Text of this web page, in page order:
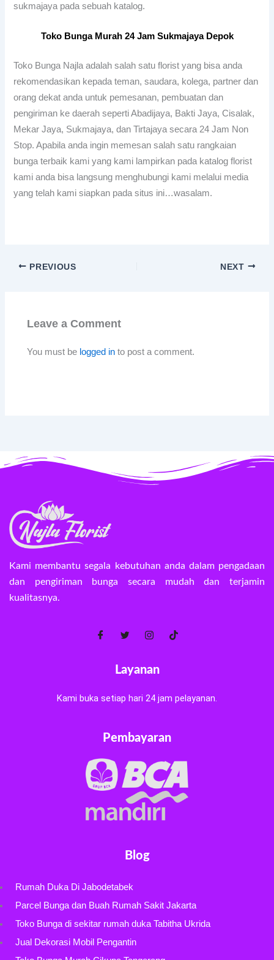
sukmajaya pada sebuah katalog.
Toko Bunga Murah 24 Jam Sukmajaya Depok
Toko Bunga Najla adalah salah satu florist yang bisa anda
rekomendasikan kepada teman, saudara, kolega, partner dan
orang dekat anda untuk pemesanan, pembuatan dan
pengiriman ke daerah seperti Abadijaya, Bakti Jaya, Cisalak,
Mekar Jaya, Sukmajaya, dan Tirtajaya secara 24 Jam Non
Stop. Apabila anda ingin memesan salah satu rangkaian
bunga terbaik kami yang kami lampirkan pada katalog florist
kami anda bisa langsung menghubungi kami melalui media
yang telah kami siapkan pada situs ini…wasalam.
PREVIOUS NEXT
Leave a Comment
You must be logged in to post a comment.
Kami membantu segala kebutuhan anda dalam pengadaan
dan pengiriman bunga secara mudah dan terjamin
kualitasnya.
Layanan
Kami buka setiap hari 24 jam pelayanan.
Pembayaran
Blog
Rumah Duka Di Jabodetabek
Parcel Bunga dan Buah Rumah Sakit Jakarta
Toko Bunga di sekitar rumah duka Tabitha Ukrida
Jual Dekorasi Mobil Pengantin